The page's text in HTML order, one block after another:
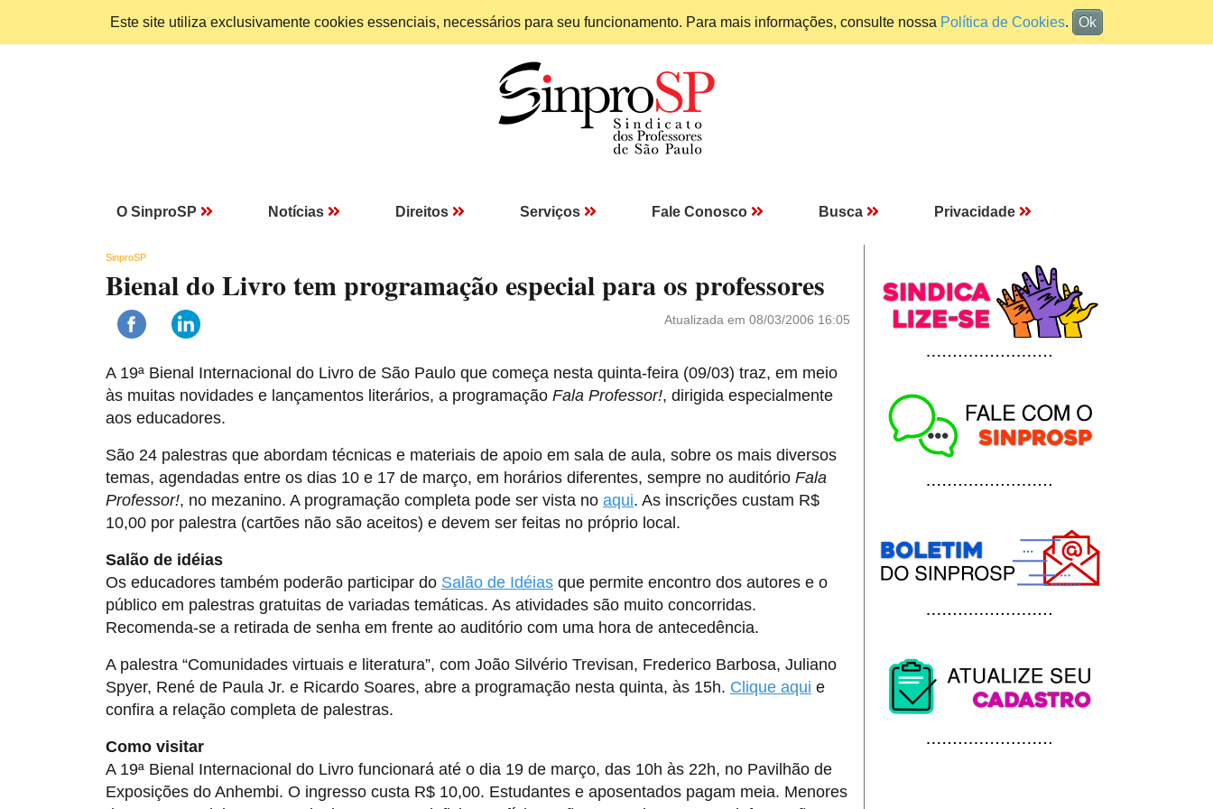
Este site utiliza exclusivamente cookies essenciais, necessários para seu funcionamento. Para mais informações, consulte nossa Política de Cookies. Ok
O SinproSP Notícias Direitos Serviços Fale Conosco Busca Privacidade
SinproSP
Bienal do Livro tem programação especial para os professores
Atualizada em 08/03/2006 16:05
A 19ª Bienal Internacional do Livro de São Paulo que começa nesta quinta-feira (09/03) traz, em meio
às muitas novidades e lançamentos literários, a programação Fala Professor!, dirigida especialmente
aos educadores.
São 24 palestras que abordam técnicas e materiais de apoio em sala de aula, sobre os mais diversos
temas, agendadas entre os dias 10 e 17 de março, em horários diferentes, sempre no auditório Fala
Professor!, no mezanino. A programação completa pode ser vista no aqui. As inscrições custam R$
10,00 por palestra (cartões não são aceitos) e devem ser feitas no próprio local.
Salão de idéias
Os educadores também poderão participar do Salão de Idéias que permite encontro dos autores e o
público em palestras gratuitas de variadas temáticas. As atividades são muito concorridas.
Recomenda-se a retirada de senha em frente ao auditório com uma hora de antecedência.
A palestra “Comunidades virtuais e literatura”, com João Silvério Trevisan, Frederico Barbosa, Juliano
Spyer, René de Paula Jr. e Ricardo Soares, abre a programação nesta quinta, às 15h. Clique aqui e
confira a relação completa de palestras.
Como visitar
A 19ª Bienal Internacional do Livro funcionará até o dia 19 de março, das 10h às 22h, no Pavilhão de
Exposições do Anhembi. O ingresso custa R$ 10,00. Estudantes e aposentados pagam meia. Menores